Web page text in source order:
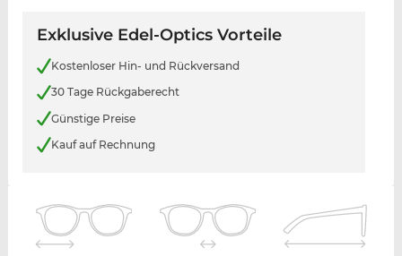
Exklusive Edel-Optics Vorteile
Kostenloser Hin- und Rückversand
30 Tage Rückgaberecht
Günstige Preise
Kauf auf Rechnung